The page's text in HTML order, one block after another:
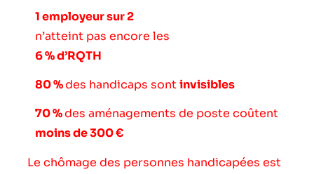
1 employeur sur 2
n’atteint pas encore les
6 % d’RQTH
80 %des handicaps sontinvisibles
70 %des aménagements de poste coûtent
moins de 300 €
Le chômage des personnes handicapées est